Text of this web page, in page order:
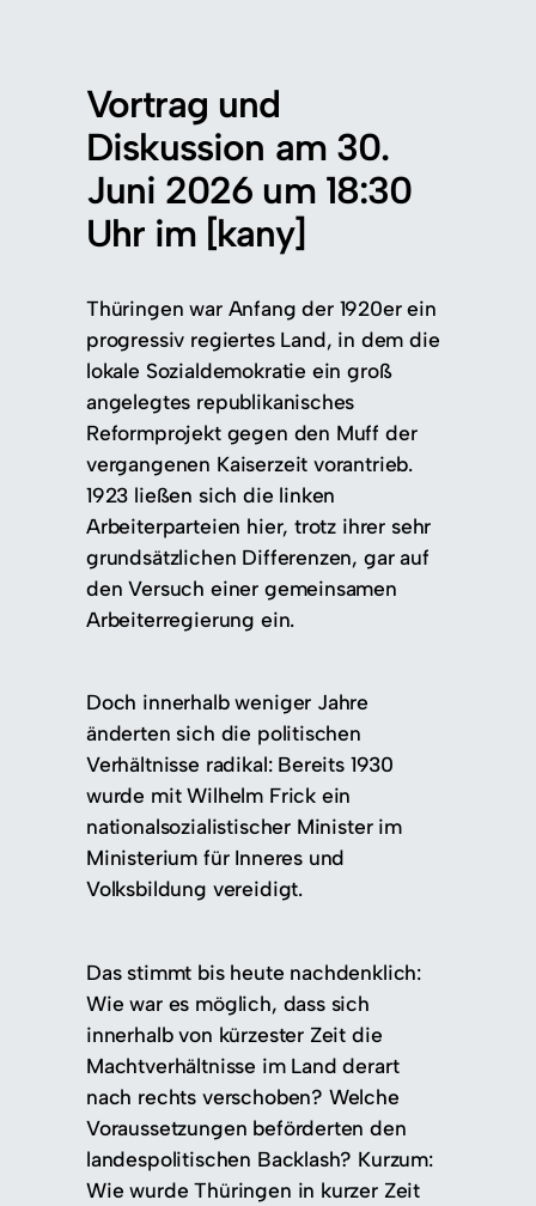
Vortrag und
Diskussion am 30.
Juni 2026 um 18:30
Uhr im [kany]
Thüringen war Anfang der 1920er ein
progressiv regiertes Land, in dem die
lokale Sozialdemokratie ein groß
angelegtes republikanisches
Reformprojekt gegen den Muff der
vergangenen Kaiserzeit vorantrieb.
1923 ließen sich die linken
Arbeiterparteien hier, trotz ihrer sehr
grundsätzlichen Differenzen, gar auf
den Versuch einer gemeinsamen
Arbeiterregierung ein.
Doch innerhalb weniger Jahre
änderten sich die politischen
Verhältnisse radikal: Bereits 1930
wurde mit Wilhelm Frick ein
nationalsozialistischer Minister im
Ministerium für Inneres und
Volksbildung vereidigt.
Das stimmt bis heute nachdenklich:
Wie war es möglich, dass sich
innerhalb von kürzester Zeit die
Machtverhältnisse im Land derart
nach rechts verschoben? Welche
Voraussetzungen beförderten den
landespolitischen Backlash? Kurzum:
Wie wurde Thüringen in kurzer Zeit